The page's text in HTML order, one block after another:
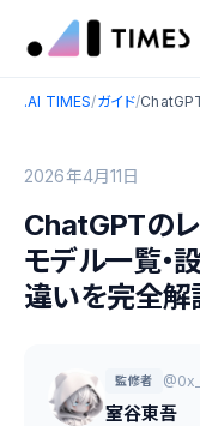
.AI TIMES/ガイド/
2026年4月11日
ChatGPTの
モデル一覧・
違いを完全解
監修者
室谷東吾